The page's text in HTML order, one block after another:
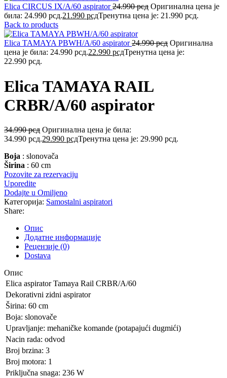
Elica CIRCUS IX/A/60 aspirator24.990рсд Оригинална цена је
била: 24.990 рсд.21.990 рсдТренутна цена је: 21.990 рсд.
Back to products
Elica TAMAYA PBWH/A/60 aspirator24.990рсд Оригинална
цена је била: 24.990 рсд.22.990 рсдТренутна цена је:
22.990 рсд.
Elica TAMAYA RAIL
CRBR/A/60 aspirator
34.990рсд Оригинална цена је била:
34.990 рсд.29.990 рсдТренутна цена је: 29.990 рсд.
Boja : slonovača
Širina : 60 cm
Pozovite za rezervaciju
Uporedite
Dodajte u Omiljeno
Категорија: Samostalni aspiratori
Share:
Опис
Додатне информације
Рецензије (0)
Dostava
Опис
Elica aspirator Tamaya Rail CRBR/A/60
Dekorativni zidni aspirator
Širina: 60 cm
Boja: slonovače
Upravljanje: mehaničke komande (potapajući dugmići)
Nacin rada: odvod
Broj brzina: 3
Broj motora: 1
Priključna snaga: 236 W